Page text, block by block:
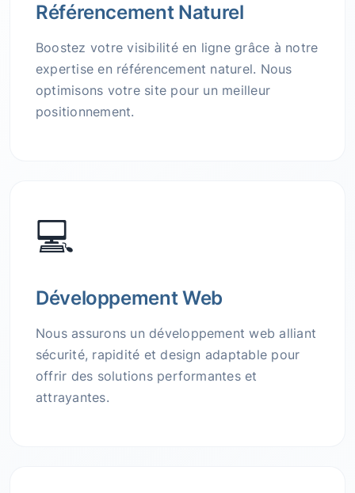
Référencement Naturel
Boostez votre visibilité en ligne grâce à notre
expertise en référencement naturel. Nous
optimisons votre site pour un meilleur
positionnement.
💻
Développement Web
Nous assurons un développement web alliant
sécurité, rapidité et design adaptable pour
offrir des solutions performantes et
attrayantes.